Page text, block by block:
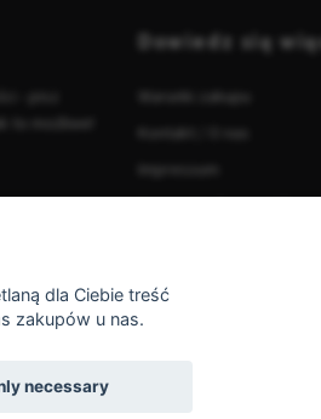
- pisz
to możliwe!
Dowiedz się
Warunki zakupu
Kontakt / O nas
Impressum
dla Ciebie treść
zakupów u nas.
necessary